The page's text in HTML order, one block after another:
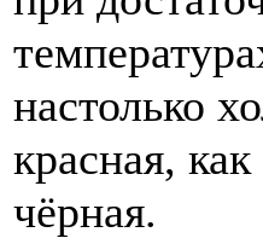
настолько
красная,
чёрная.